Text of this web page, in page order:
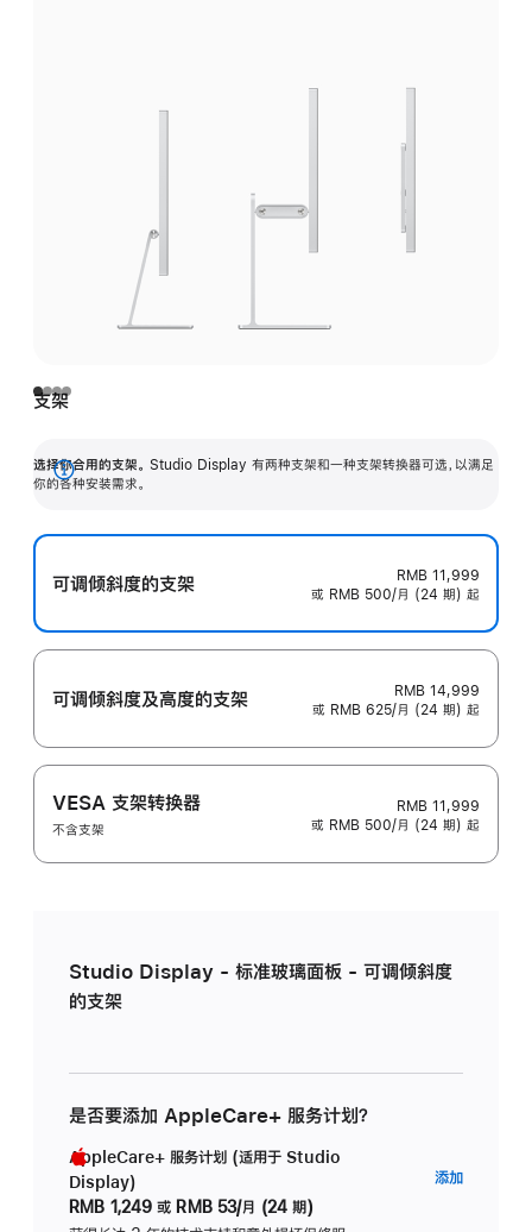
支架
选择你合用的支架。 Studio Display 有两种支架和一种支架转换器可选，以满足
你的各种安装需求。
展
可调倾斜度的支架
RMB 11,999
或 RMB 500/月 (24 期) 起
可调倾斜度及高‍度的支‍架
RMB 14,999
或 RMB 625/月 (24 期) 起
VESA 支架转换器
不含支架
RMB 11,999
或 RMB 500/月 (24 期) 起
Studio Display - 标准玻璃面板 - 可调倾斜度
的支架
是否要添加 AppleCare+ 服务计划？
AppleCare+ 服务计划 (适用于 Studio
Display)
RMB 1,249 或 RMB 53/月 (24 期)
添加